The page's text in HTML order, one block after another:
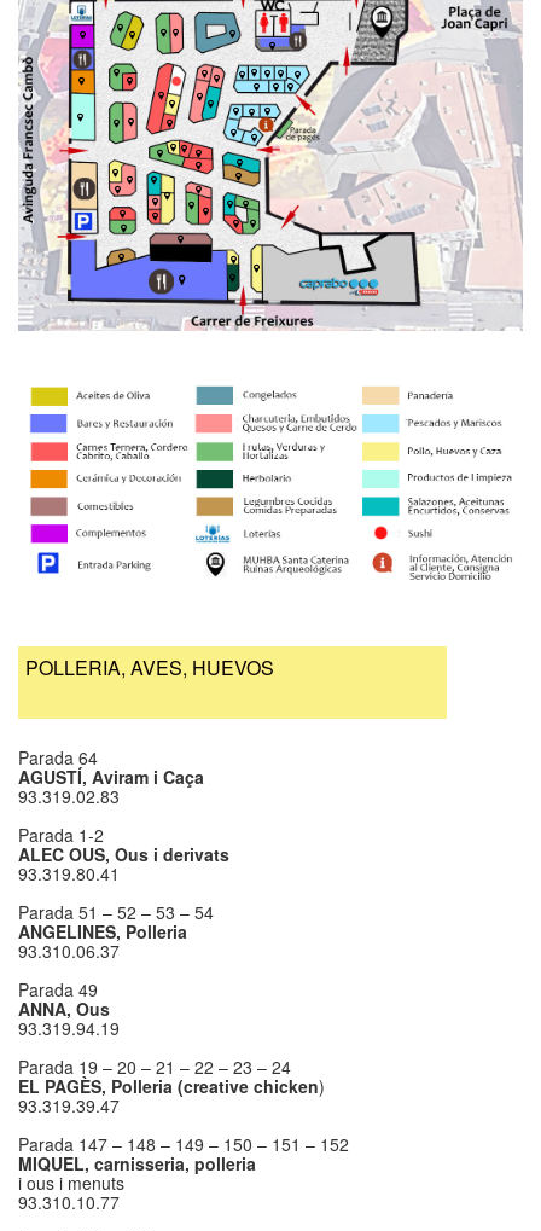
POLLERIA, AVES, HUEVOS
Parada 64
AGUSTÍ, Aviram i Caça
93.319.02.83
​Parada 1-2
ALEC OUS, Ous i derivats
93.319.80.41
Parada 51 – 52 – 53 – 54
ANGELINES, Polleria
93.310.06.37
Parada 49
ANNA, Ous
93.319.94.19
Parada 19 – 20 – 21 – 22 – 23 – 24
EL PAGÈS, Polleria (creative chicken)
93.319.39.47
Parada 147 – 148 – 149 – 150 – 151 – 152
MIQUEL, carnisseria, polleria
i ous i menuts
93.310.10.77